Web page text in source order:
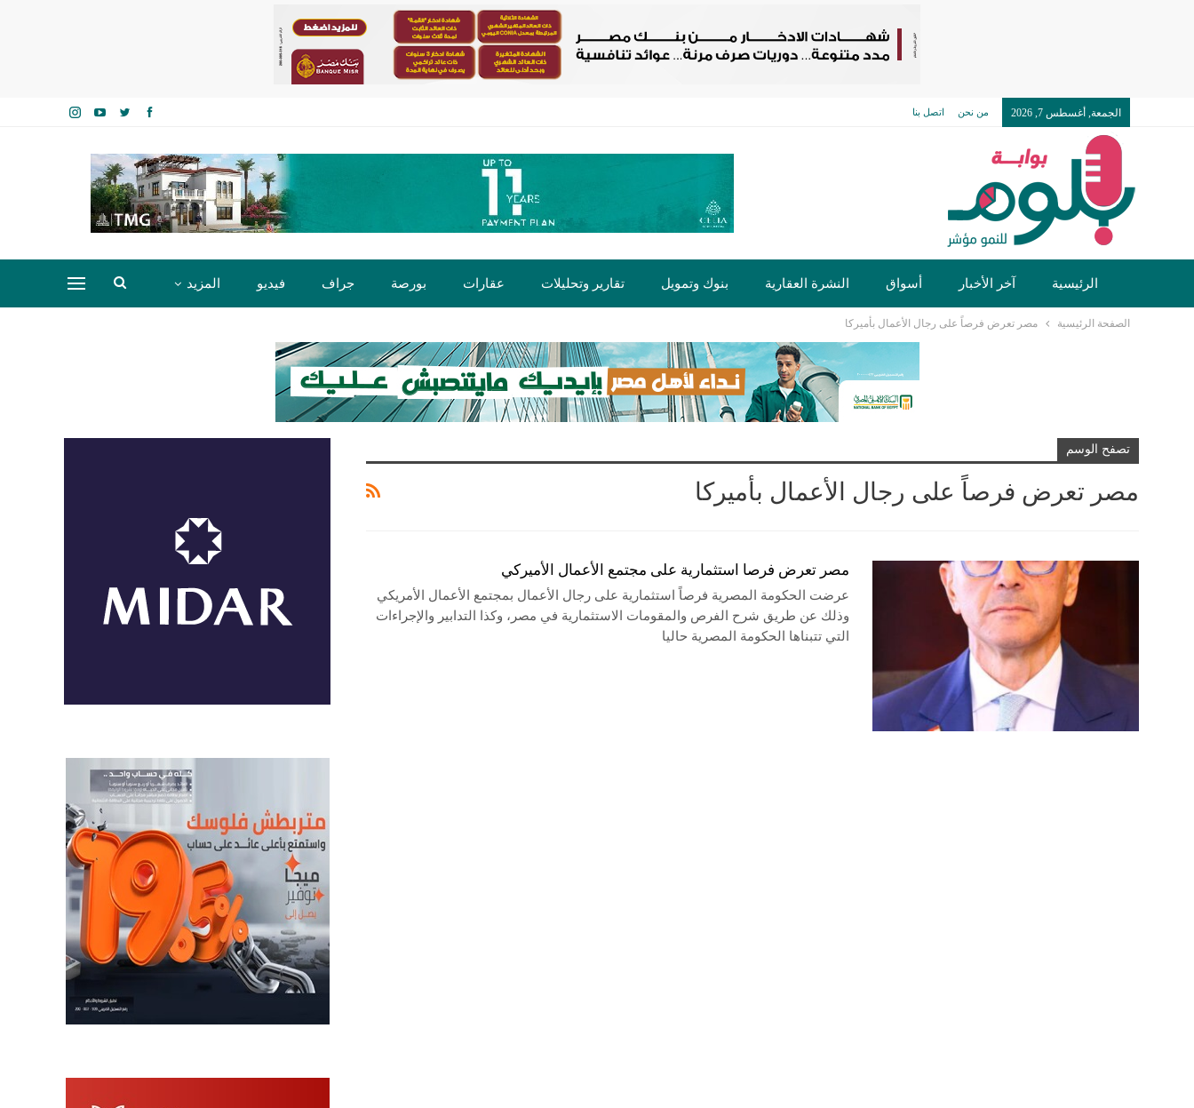
الجمعة, أغسطس 7, 2026 من نحن اتصل بنا
الرئيسية آخر الأخبار أسواق النشرة العقارية بنوك وتمويل تقارير وتحليلات عقارات بورصة جراف فيديو المزيد
الصفحة الرئيسية مصر تعرض فرصاً على رجال الأعمال بأميركا
تصفح الوسم
مصر تعرض فرصاً على رجال الأعمال بأميركا
مصر تعرض فرصا استثمارية على مجتمع الأعمال الأميركي
عرضت الحكومة المصرية فرصاً استثمارية على رجال الأعمال بمجتمع الأعمال الأمريكي
وذلك عن طريق شرح الفرص والمقومات الاستثمارية في مصر، وكذا التدابير والإجراءات
التي تتبناها الحكومة المصرية حاليا